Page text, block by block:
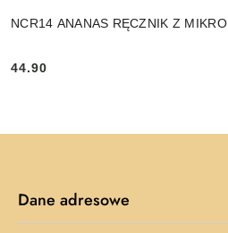
NCR14 ANANAS RĘCZNIK Z
Cena:
44.90
Dane adresowe